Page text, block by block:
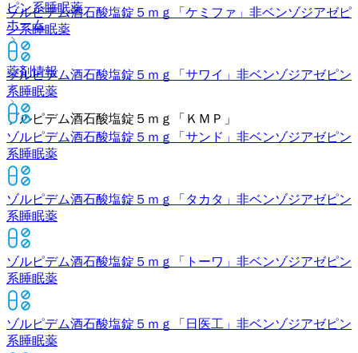
ピン系睡眠薬
ホーム
薬剤情報
ゾルピデム酒石酸塩錠５ｍｇ「ＫＭＰ」
ゾルピデム酒石酸塩錠５ｍｇ「ケミファ」 非ベンゾジアゼピ
ン系睡眠薬
ゾルピデム酒石酸塩錠５ｍｇ「サワイ」 非ベンゾジアゼピン
系睡眠薬
ゾルピデム酒石酸塩錠５ｍｇ「サンド」 非ベンゾジアゼピン
系睡眠薬
ゾルピデム酒石酸塩錠５ｍｇ「タカタ」 非ベンゾジアゼピン
系睡眠薬
ゾルピデム酒石酸塩錠５ｍｇ「トーワ」 非ベンゾジアゼピン
系睡眠薬
ゾルピデム酒石酸塩錠５ｍｇ「日医工」 非ベンゾジアゼピン
系睡眠薬